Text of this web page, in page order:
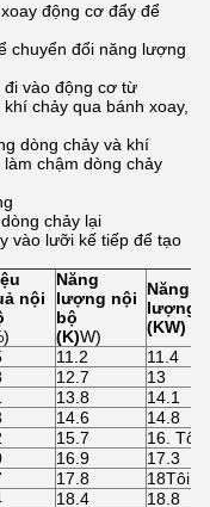
động cơ đẩy để
chuyển đổi năng lượng
đi vào động cơ từ
chảy qua bánh xoay,
dòng chảy và khí
chậm dòng chảy
chảy lại
vào lưỡi kế tiếp để tạo
nội
Năng
lượng nội
bộ
(K)W)
Năng
lượng
(KW)
11.2
11.4
12.7
13
13.8
14.1
14.6
14.8
15.7
16. Tôi
16.9
17.3
17.8
18Tôi...
18.4 18.8